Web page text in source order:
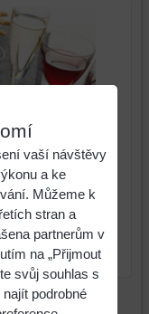
CFL RCR Calice
Champagne Flute
1pc, h: 235mm,
vaší návštěvy
a ke
Můžeme k
stran a
partnerům v
na „Přijmout
svůj souhlas s
podrobné